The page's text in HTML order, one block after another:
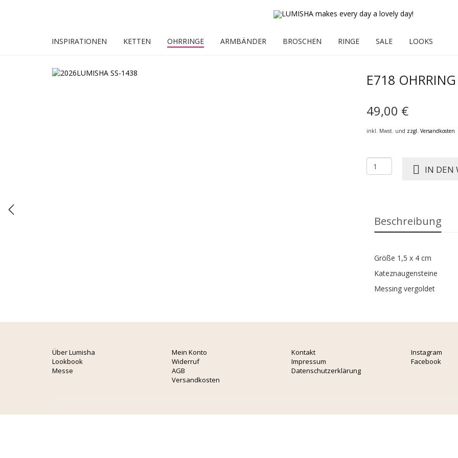
INSPIRATIONEN KETTEN OHRRINGE ARMBÄNDER BROSCHEN RINGE SALE LOOKS
E718
49,00 €
inkl. Mwst. und zzgl. Versandkosten
E718
OHRRING
IN DEN
Beschreibung
Größe 1,5 x 4 cm
Kateznaugensteine
Messing vergoldet
Über Lumisha
Lookbook
Messe
Mein Konto
Widerruf
AGB
Versandkosten
Kontakt
Impressum
Datenschutzerklärung
Instagram
Facebook